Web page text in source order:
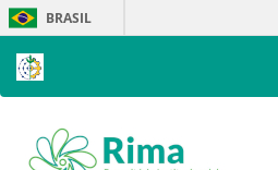
Skip
navigation
BRASIL